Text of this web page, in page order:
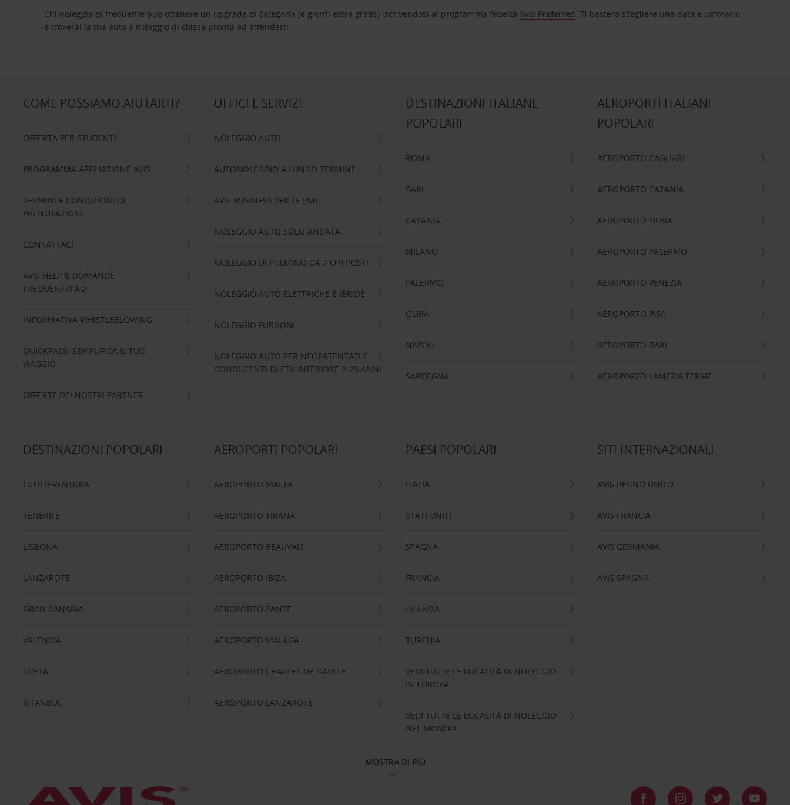
Chi noleggia di frequente può ottenere un upgrade di categoria (e giorni extra gratis) iscrivendosi al programma fedeltàAvis Preferred. Ti basterà scegliere una data e un'orario,
e troverai la tua auto a noleggio di classe pronta ad attenderti.
COME POSSIAMO AIUTARTI?
OFFERTA PER STUDENTI
PROGRAMMA AFFILIAZIONE AVIS
TERMINI E CONDIZIONI DI
PRENOTAZIONE
CONTATTACI
AVIS HELP & DOMANDE
FREQUENTI/FAQ
INFORMATIVA WHISTLEBLOWING
QUICKPASS: SEMPLIFICA IL TUO
VIAGGIO
OFFERTE DEI NOSTRI PARTNER
UFFICI E SERVIZI
NOLEGGIO AUTO
AUTONOLEGGIO A LUNGO TERMINE
AVIS BUSINESS PER LE PMI
NOLEGGIO AUTO SOLO ANDATA
NOLEGGIO DI PULMINO DA 7 O 9 POSTI
NOLEGGIO AUTO ELETTRICHE E IBRIDE
NOLEGGIO FURGONI
NOLEGGIO AUTO PER NEOPATENTATI E
CONDUCENTI DI ETÀ INFERIORE A 25 ANNI
DESTINAZIONI ITALIANE
POPOLARI
ROMA
BARI
CATANIA
MILANO
PALERMO
OLBIA
NAPOLI
SARDEGNA
AEROPORTI ITALIANI
POPOLARI
AEROPORTO CAGLIARI
AEROPORTO CATANIA
AEROPORTO OLBIA
AEROPORTO PALERMO
AEROPORTO VENEZIA
AEROPORTO PISA
AEROPORTO BARI
AEROPORTO LAMEZIA TERME
DESTINAZIONI POPOLARI
FUERTEVENTURA
TENERIFE
LISBONA
LANZAROTE
GRAN CANARIA
VALENCIA
CRETA
ISTANBUL
AEROPORTI POPOLARI
AEROPORTO MALTA
AEROPORTO TIRANA
AEROPORTO BEAUVAIS
AEROPORTO IBIZA
AEROPORTO ZANTE
AEROPORTO MALAGA
AEROPORTO CHARLES DE GAULLE
AEROPORTO LANZAROTE
PAESI POPOLARI
ITALIA
STATI UNITI
SPAGNA
FRANCIA
ISLANDA
TURCHIA
VEDI TUTTE LE LOCALITÀ DI NOLEGGIO
IN EUROPA
VEDI TUTTE LE LOCALITÀ DI NOLEGGIO
NEL MONDO
SITI INTERNAZIONALI
AVIS REGNO UNITO
AVIS FRANCIA
AVIS GERMANIA
AVIS SPAGNA
MOSTRA DI PIÙ